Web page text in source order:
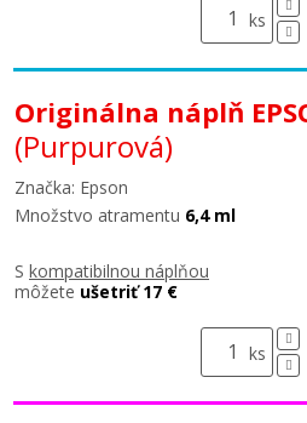
ks
Originálna náplň
(Purpurová)
Značka: Epson
Množstvo atramentu 6,4 ml
S kompatibilnou náplňou
môžete ušetriť 17 €
ks